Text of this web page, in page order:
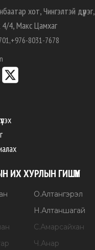
хот, Чингэлтэй дүүрэг,
4, Макс Цамхаг
+976-8031-7678
ИХ ХУРЛЫН ГИШҮҮН
О.Алтангэрэл
Н.Алтаншагай
С.Амарсайхан
Ч.Анар